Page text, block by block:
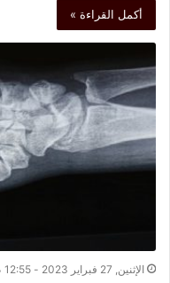
أكمل القراءة »
الإثنين, 27 فبراير 2023 - 12:55 ص